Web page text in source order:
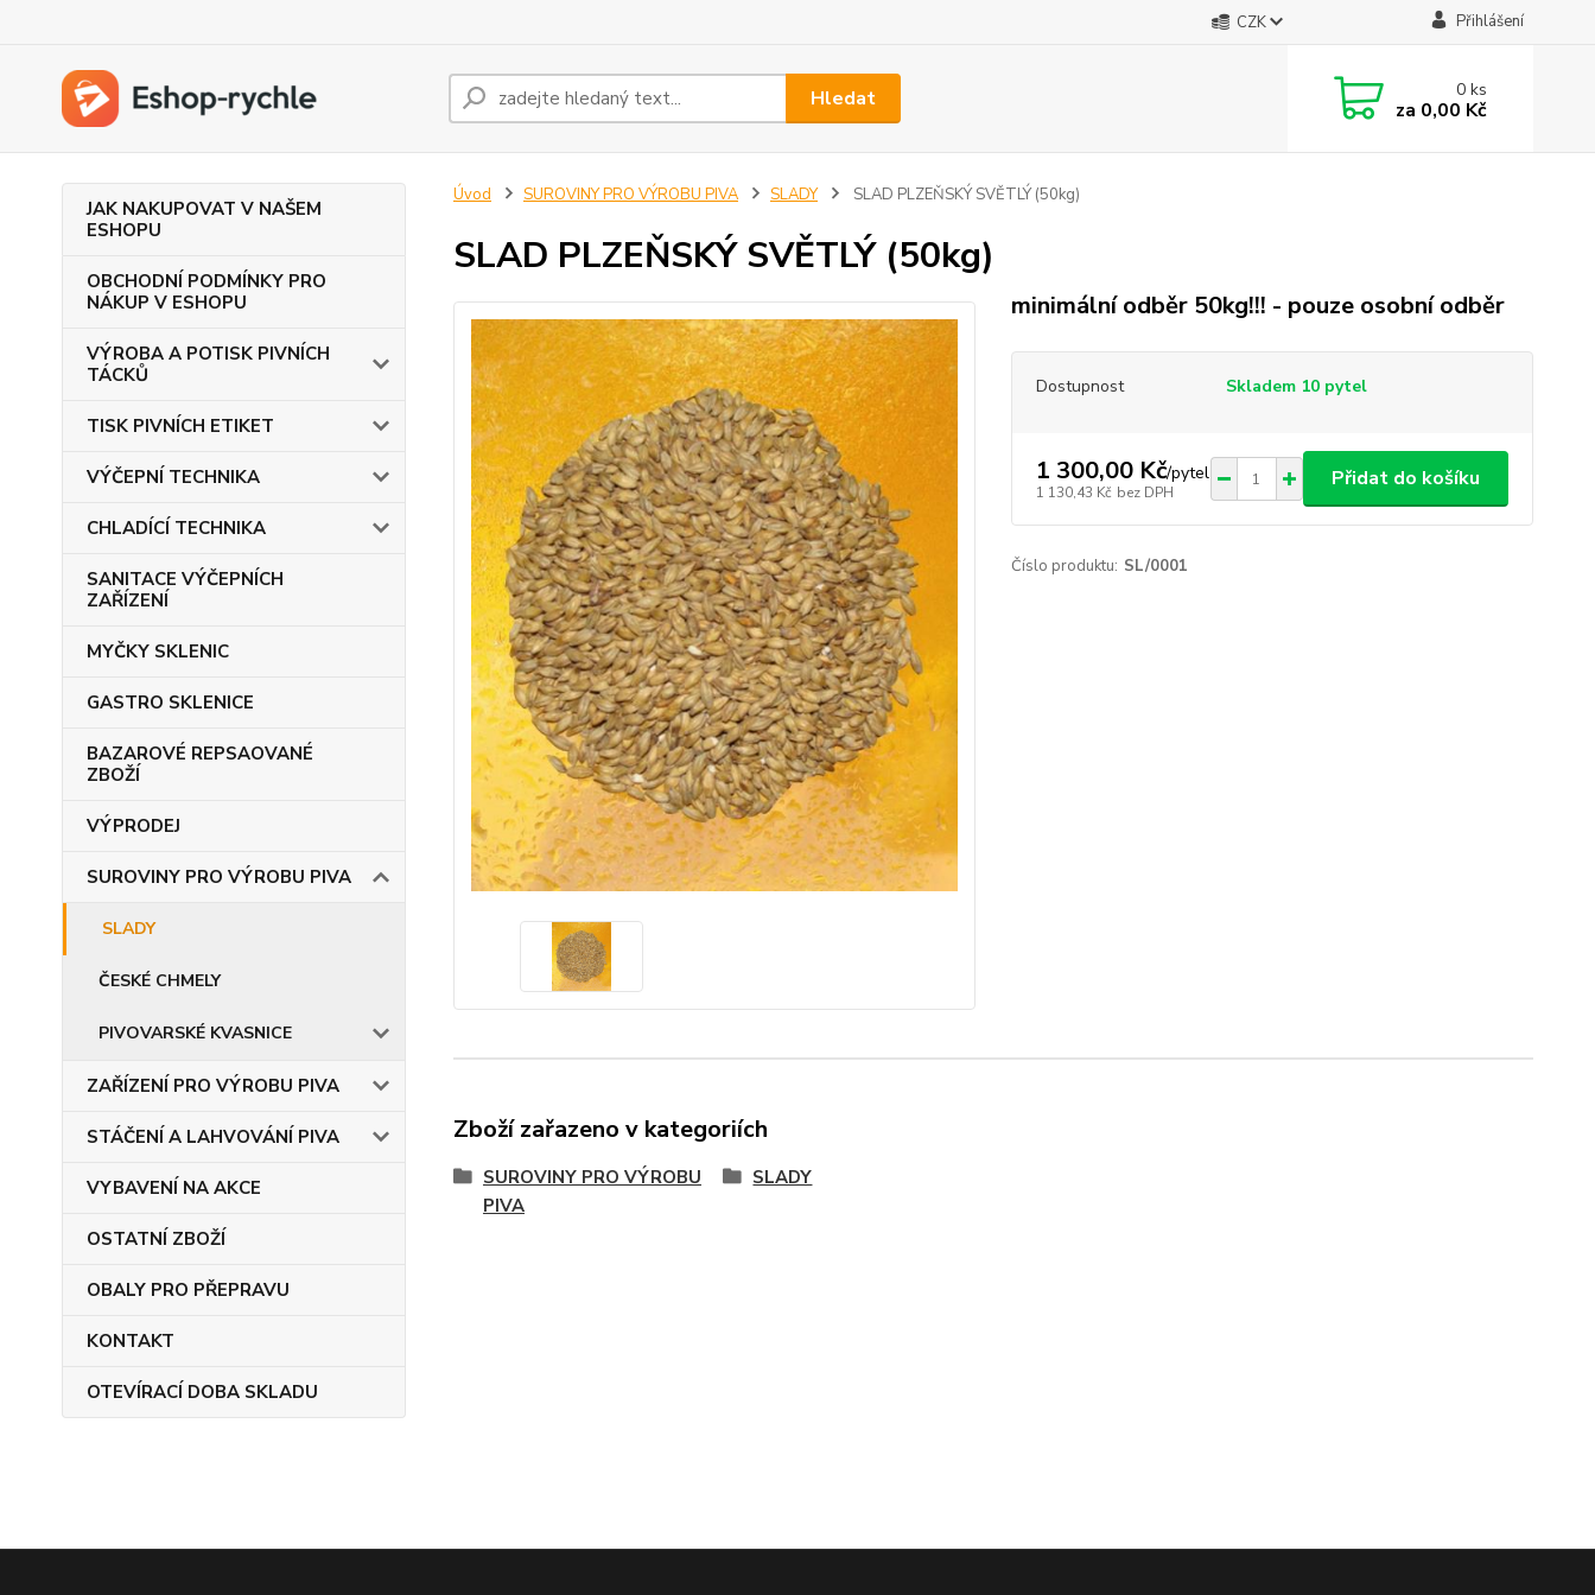
CZK Přihlášení
Hledat 0ks
za 0,00 Kč
JAK NAKUPOVAT V NAŠEM
ESHOPU
OBCHODNÍ PODMÍNKY PRO
NÁKUP V ESHOPU
VÝROBA A POTISK PIVNÍCH
TÁCKŮ
TISK PIVNÍCH ETIKET
VÝČEPNÍ TECHNIKA
CHLADÍCÍ TECHNIKA
SANITACE VÝČEPNÍCH
ZAŘÍZENÍ
MYČKY SKLENIC
GASTRO SKLENICE
BAZAROVÉ REPSAOVANÉ
ZBOŽÍ
VÝPRODEJ
SUROVINY PRO VÝROBU PIVA
SLADY
ČESKÉ CHMELY
PIVOVARSKÉ KVASNICE
ZAŘÍZENÍ PRO VÝROBU PIVA
STÁČENÍ A LAHVOVÁNÍ PIVA
VYBAVENÍ NA AKCE
OSTATNÍ ZBOŽÍ
OBALY PRO PŘEPRAVU
KONTAKT
OTEVÍRACÍ DOBA SKLADU
Úvod SUROVINY PRO VÝROBU PIVA SLADY SLAD PLZEŇSKÝ SVĚTLÝ (50kg)
SLAD PLZEŇSKÝ SVĚTLÝ (50kg)
minimální odběr 50kg!!! - pouze osobní odběr
Dostupnost Skladem 10 pytel
1 300,00 Kč/pytel
1 130,43 Kč bez DPH
Přidat do košíku
Číslo produktu: SL/0001
Zboží zařazeno v kategoriích
SUROVINY PRO VÝROBU
PIVA
SLADY